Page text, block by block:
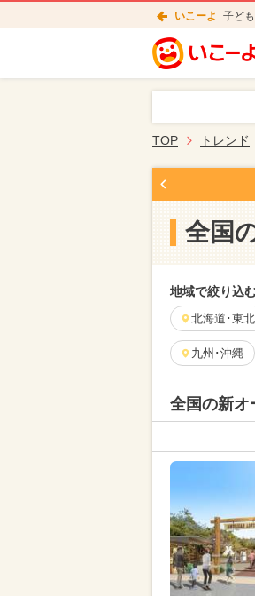
いこーよ 子ど
TOP トレンド
全国
地域で絞り込
北海道･東北
九州･沖縄
全国の新オ